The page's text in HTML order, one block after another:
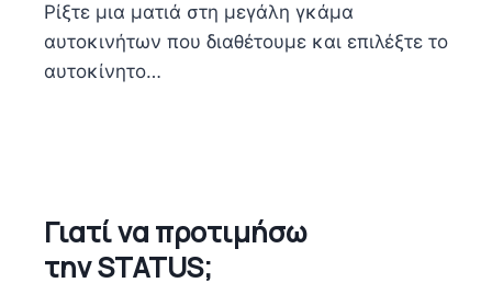
Ρίξτε μια ματιά στη μεγάλη γκάμα
αυτοκινήτων που διαθέτουμε και επιλέξτε το
αυτοκίνητο…
Γιατί να προτιμήσω
την STATUS;